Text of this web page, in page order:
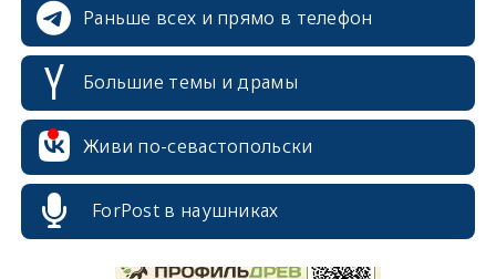
Раньше всех и прямо в телефон
Большие темы и драмы
Живи по-севастопольски
ForPost в наушниках
erid: 2SDnjcrDNw6